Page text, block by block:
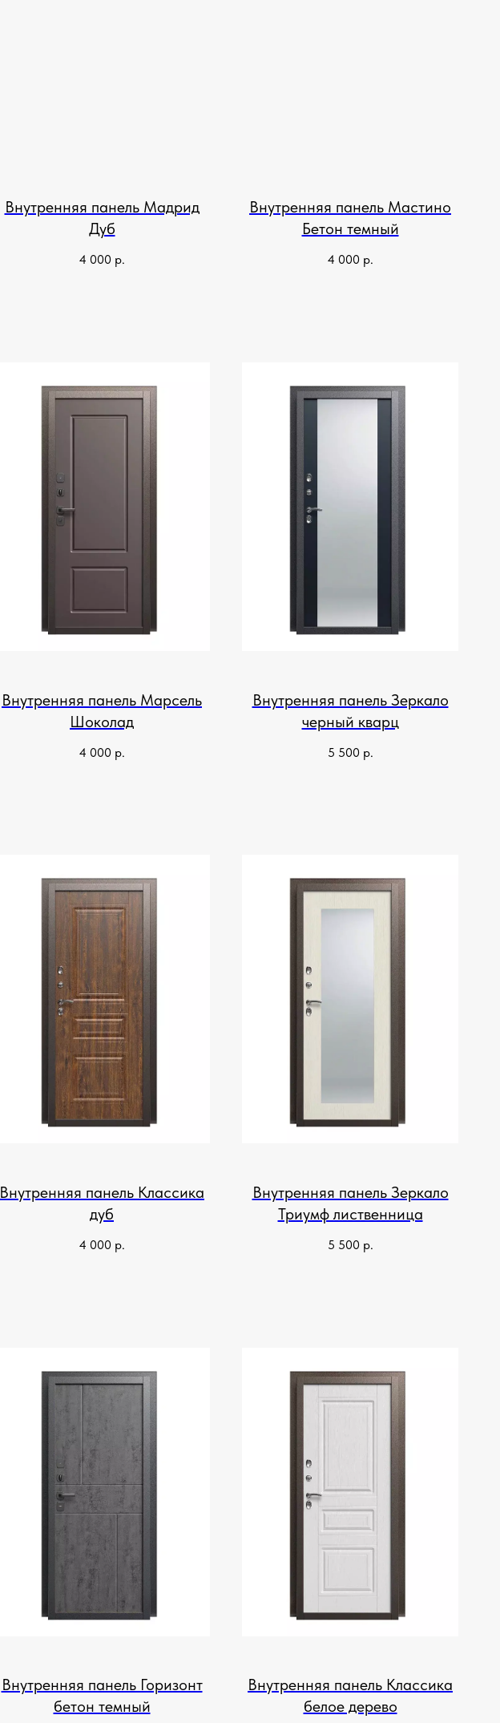
Внутренняя панель Мадрид
Дуб
4 000 р.
Внутренняя панель Мастино
Бетон темный
4 000 р.
Внутренняя панель Марсель
Шоколад
4 000 р.
Внутренняя панель Зеркало
черный кварц
5 500 р.
Внутренняя панель Классика
дуб
4 000 р.
Внутренняя панель Зеркало
Триумф лиственница
5 500 р.
Внутренняя панель Горизонт
бетон темный
Внутренняя панель Классика
белое дерево